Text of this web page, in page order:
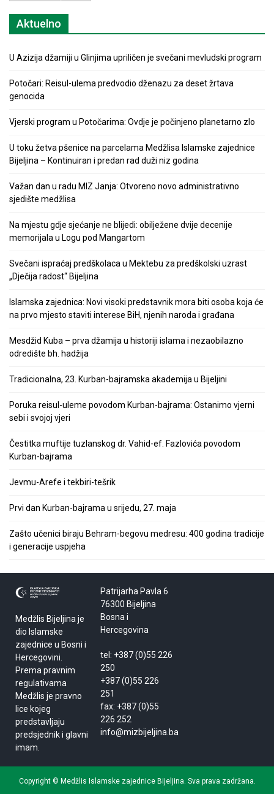
Aktuelno
U Azizija džamiji u Glinjima upriličen je svečani mevludski program
Potočari: Reisul-ulema predvodio dženazu za deset žrtava
genocida
Vjerski program u Potočarima: Ovdje je počinjeno planetarno zlo
U toku žetva pšenice na parcelama Medžlisa Islamske zajednice
Bijeljina – Kontinuiran i predan rad duži niz godina
Važan dan u radu MIZ Janja: Otvoreno novo administrativno
sjedište medžlisa
Na mjestu gdje sjećanje ne blijedi: obilježene dvije decenije
memorijala u Logu pod Mangartom
Svečani ispraćaj predškolaca u Mektebu za predškolski uzrast
„Dječija radost“ Bijeljina
Islamska zajednica: Novi visoki predstavnik mora biti osoba koja će
na prvo mjesto staviti interese BiH, njenih naroda i građana
Mesdžid Kuba – prva džamija u historiji islama i nezaobilazno
odredište bh. hadžija
Tradicionalna, 23. Kurban-bajramska akademija u Bijeljini
Poruka reisul-uleme povodom Kurban-bajrama: Ostanimo vjerni
sebi i svojoj vjeri
Čestitka muftije tuzlanskog dr. Vahid-ef. Fazlovića povodom
Kurban-bajrama
Jevmu-Arefe i tekbiri-tešrik
Prvi dan Kurban-bajrama u srijedu, 27. maja
Zašto učenici biraju Behram-begovu medresu: 400 godina tradicije
i generacije uspjeha
Medžlis Bijeljina je
dio Islamske
zajednice u Bosni i
Hercegovini.
Prema pravnim
regulativama
Medžlis je pravno
lice kojeg
predstavljaju
predsjednik i glavni
imam.
Patrijarha Pavla 6
76300 Bijeljina
Bosna i
Hercegovina
tel: +387 (0)55 226
250
+387 (0)55 226
251
fax: +387 (0)55
226 252
info@mizbijeljina.ba
Copyright © Medžlis Islamske zajednice Bijeljina. Sva prava zadržana.